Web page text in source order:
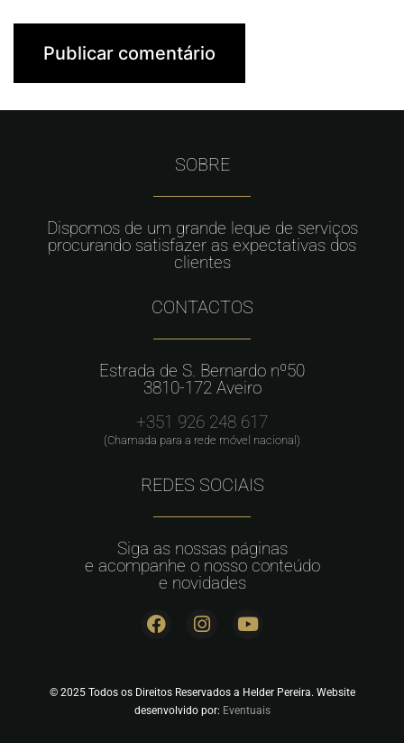
SOBRE
Dispomos de um grande leque de serviços
procurando satisfazer as expectativas dos
clientes
CONTACTOS
Estrada de S. Bernardo nº50
3810-172 Aveiro
+351 926 248 617
(Chamada para a rede móvel nacional)
REDES SOCIAIS
Siga as nossas páginas
e acompanhe o nosso conteúdo
e novidades
© 2025 Todos os Direitos Reservados a Helder Pereira. Website
desenvolvido por: Eventuais